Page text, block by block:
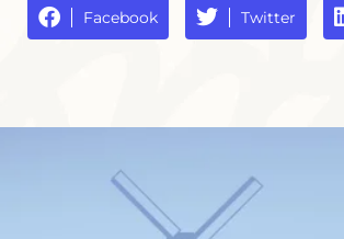
Facebook Twitter